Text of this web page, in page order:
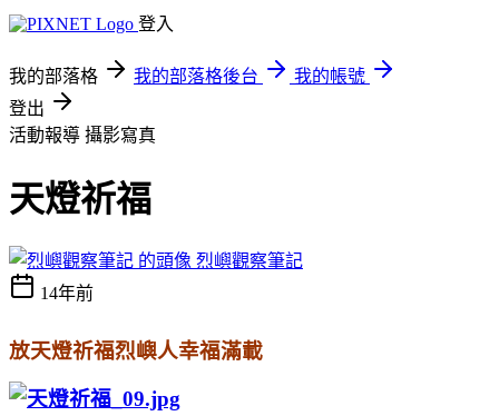
登入
我的部落格 我的部落格後台
我的帳號
登出
活動報導 攝影寫真
天燈祈福
烈嶼觀察筆記
14年前
放天燈祈福烈嶼人幸福滿載